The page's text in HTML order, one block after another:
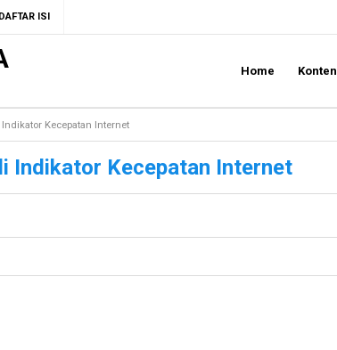
DAFTAR ISI
Home Konten
Kecepatan Internet
Indikator Kecepatan Internet